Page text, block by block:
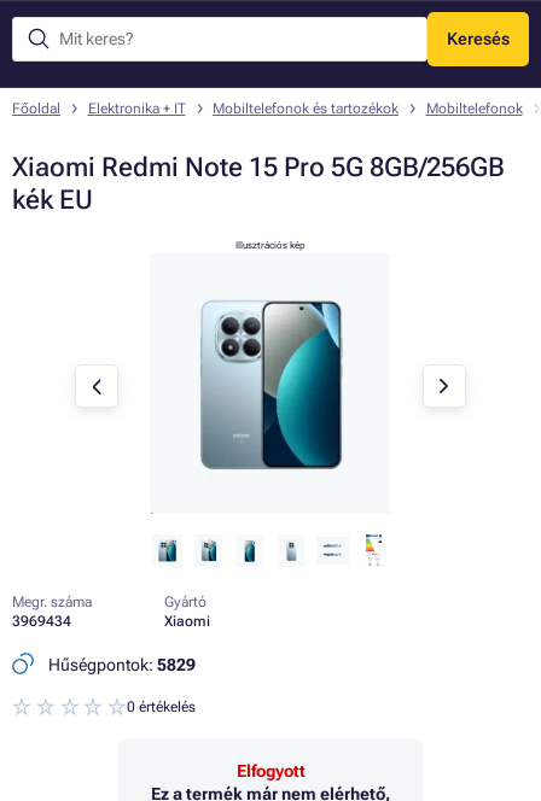
Keresés
Menü
Főoldal Elektronika + IT Mobiltelefonok és tartozékok Mobiltelefonok
Xiaomi Redmi Note 15 Pro 5G 8GB/256GB
kék EU
Illusztrációs kép
Megr. száma
3969434
Gyártó
Xiaomi
Hűségpontok: 5829
0 értékelés
Elfogyott
Ez a termék már nem elérhető,